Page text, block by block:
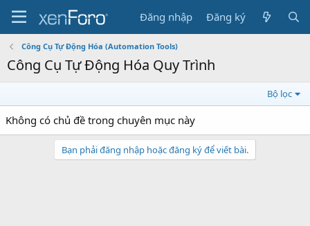
Đăng nhập Đăng ký
Công Cụ Tự Động Hóa (Automation Tools)
Công Cụ Tự Động Hóa Quy Trình
Bộ lọc
Không có chủ đề trong chuyên mục này
Bạn phải đăng nhập hoặc đăng ký để viết bài.